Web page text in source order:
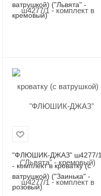
ватрушкой) ("Львята" -
кремовый)
"ФЛЮШИК-ДЖАЗ" ш4277/1
- комплект в кроватку (с
ватрушкой) ("Заинька" -
розовый)